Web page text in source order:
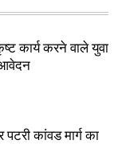
कार्य करने वाले युवा
पटरी कांवड मार्ग का